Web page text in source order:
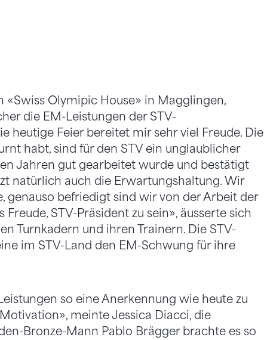
«Swiss Olymipic House» in Magglingen,
die EM-Leistungen der STV-
heutige Feier bereitet mir sehr viel Freude. Die
habt, sind für den STV ein unglaublicher
Jahren gut gearbeitet wurde und bestätigt
natürlich auch die Erwartungshaltung. Wir
genauso befriedigt sind wir von der Arbeit der
STV-Präsident zu sein», äusserte sich
Turnkadern und ihren Trainern. Die STV-
im STV-Land den EM-Schwung für ihre
so eine Anerkennung wie heute zu
meinte Jessica Diacci, die
Bronze-Mann Pablo Brägger brachte es so